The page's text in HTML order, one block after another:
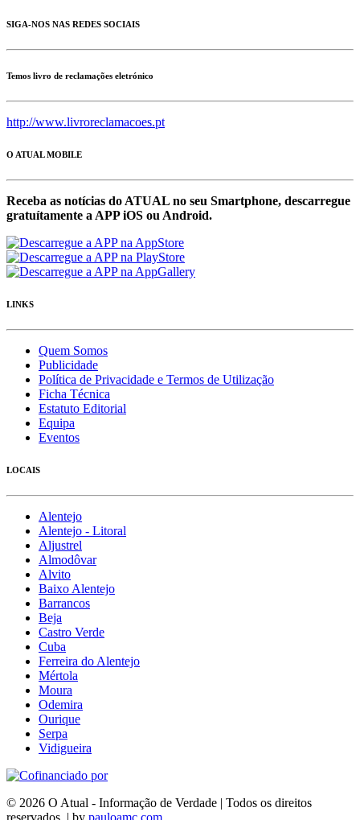
SIGA-NOS NAS REDES SOCIAIS
Temos livro de reclamações eletrónico
http://www.livroreclamacoes.pt
O ATUAL MOBILE
Receba as notícias do ATUAL no seu Smartphone, descarregue
gratuítamente a APP iOS ou Android.
LINKS
Quem Somos
Publicidade
Política de Privacidade e Termos de Utilização
Ficha Técnica
Estatuto Editorial
Equipa
Eventos
LOCAIS
Alentejo
Alentejo - Litoral
Aljustrel
Almodôvar
Alvito
Baixo Alentejo
Barrancos
Beja
Castro Verde
Cuba
Ferreira do Alentejo
Mértola
Moura
Odemira
Ourique
Serpa
Vidigueira
© 2026 O Atual - Informação de Verdade | Todos os direitos